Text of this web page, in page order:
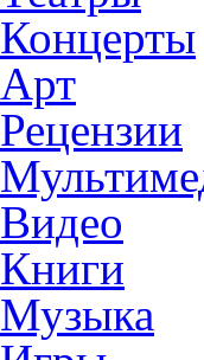
Концерты
Арт
Рецензии
Видео
Книги
Музыка